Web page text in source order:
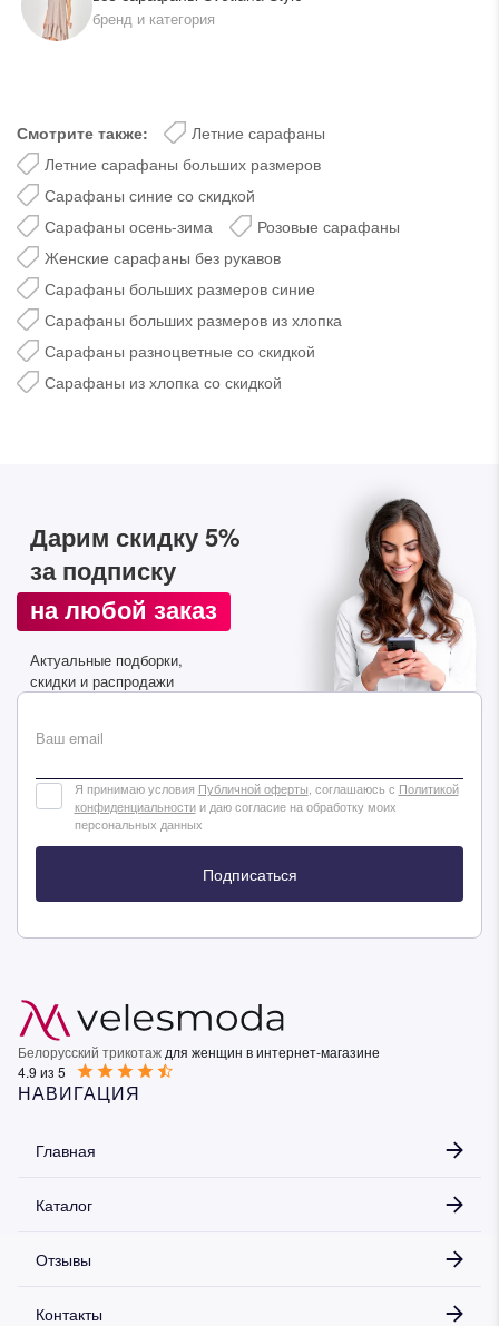
бренд и категория
Смотрите также:
Летние сарафаны
Летние сарафаны больших размеров
Сарафаны синие со скидкой
Сарафаны осень-зима
Розовые сарафаны
Женские сарафаны без рукавов
Сарафаны больших размеров синие
Сарафаны больших размеров из хлопка
Сарафаны разноцветные со скидкой
Сарафаны из хлопка со скидкой
Дарим скидку 5%
за подписку
на любой заказ
Актуальные подборки,
скидки и распродажи
Ваш email
Я принимаю условия Публичной оферты , соглашаюсь с Политикой
конфиденциальностии даю согласие на обработку моих
персональных данных
Подписаться
Белорусский трикотаж для женщин в интернет-магазине
4.9 из 5
НАВИГАЦИЯ
Главная
Каталог
Отзывы
Контакты
Дарим скидку 5%за подписку на наш
Подписаться